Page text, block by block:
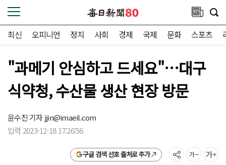
최신 오피니언 정치 사회 경제 국제 문화 스포츠
"과메기 안심하고 드세요"…대구
식약청, 수산물 생산 현장 방문
윤수진 기자jjin@imaeil.com
입력 2023-12-18 17:26:56
구글 검색 선호 출처로 추가